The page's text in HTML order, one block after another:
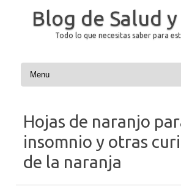
Blog de Salud
Todo lo que necesitas saber para
Saltar al contenido
Hojas de naranjo
insomnio y otras
de la naranja